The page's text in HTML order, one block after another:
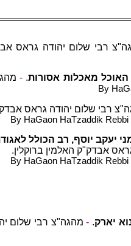
רבי שלום יהודה גראס
מאכלות אסורות.
-
By
רבי שלום יהודה גראס
By HaGaon HaTzaddik
יעקב יוסף, רב הכולל
אבדק"ק האלמין ברוקלין.
By HaGaon HaTzaddik
יארק.
- מהגה"צ רבי שלום